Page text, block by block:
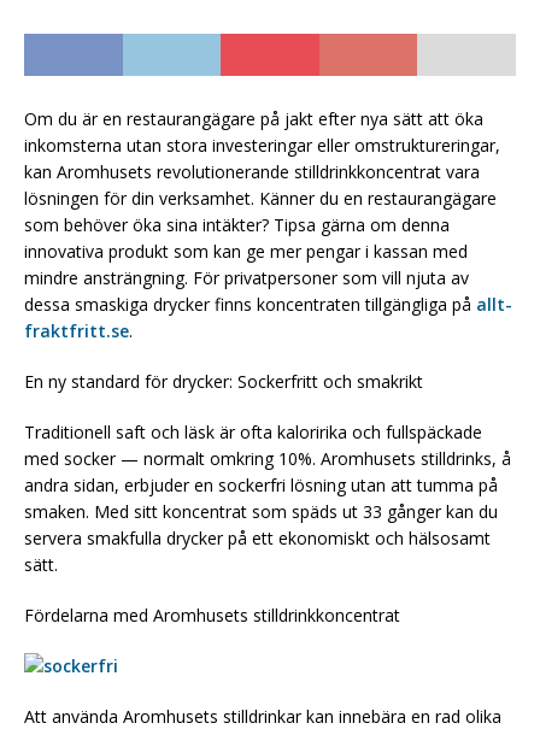
Om du är en restaurangägare på jakt efter nya sätt att öka
inkomsterna utan stora investeringar eller omstruktureringar,
kan Aromhusets revolutionerande stilldrinkkoncentrat vara
lösningen för din verksamhet. Känner du en restaurangägare
som behöver öka sina intäkter? Tipsa gärna om denna
innovativa produkt som kan ge mer pengar i kassan med
mindre ansträngning. För privatpersoner som vill njuta av
dessa smaskiga drycker finns koncentraten tillgängliga på allt-
fraktfritt.se.
En ny standard för drycker: Sockerfritt och smakrikt
Traditionell saft och läsk är ofta kaloririka och fullspäckade
med socker — normalt omkring 10%. Aromhusets stilldrinks, å
andra sidan, erbjuder en sockerfri lösning utan att tumma på
smaken. Med sitt koncentrat som späds ut 33 gånger kan du
servera smakfulla drycker på ett ekonomiskt och hälsosamt
sätt.
Fördelarna med Aromhusets stilldrinkkoncentrat
Att använda Aromhusets stilldrinkar kan innebära en rad olika